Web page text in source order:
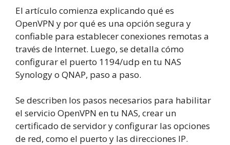
El artículo comienza explicando qué es
OpenVPN y por qué es una opción segura y
confiable para establecer conexiones remotas a
través de Internet. Luego, se detalla cómo
configurar el puerto 1194/udp en tu NAS
Synology o QNAP, paso a paso.
Se describen los pasos necesarios para habilitar
el servicio OpenVPN en tu NAS, crear un
certificado de servidor y configurar las opciones
de red, como el puerto y las direcciones IP.